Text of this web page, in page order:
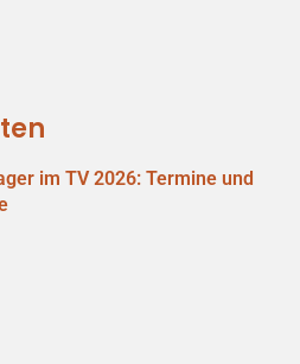
im TV 2026: Termine und